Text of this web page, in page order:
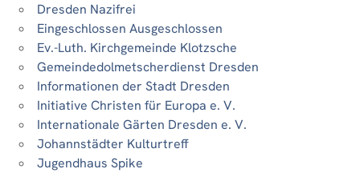
Dresden Nazifrei
Eingeschlossen Ausgeschlossen
Ev.-Luth. Kirchgemeinde Klotzsche
Gemeindedolmetscherdienst Dresden
Informationen der Stadt Dresden
Initiative Christen für Europa e. V.
Internationale Gärten Dresden e. V.
Johannstädter Kulturtreff
Jugendhaus Spike